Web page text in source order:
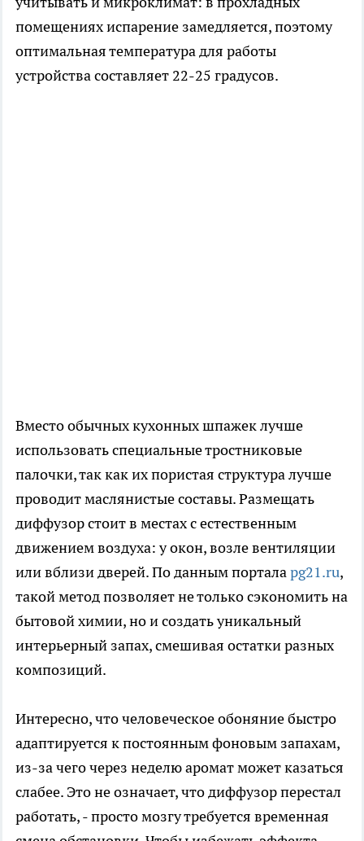
помещениях испарение замедляется, поэтому
оптимальная температура для работы
устройства составляет 22-25 градусов.
Вместо обычных кухонных шпажек лучше
использовать специальные тростниковые
палочки, так как их пористая структура лучше
проводит маслянистые составы. Размещать
диффузор стоит в местах с естественным
движением воздуха: у окон, возле вентиляции
или вблизи дверей. По данным порталаpg21.ru,
такой метод позволяет не только сэкономить на
бытовой химии, но и создать уникальный
интерьерный запах, смешивая остатки разных
композиций.
Интересно, что человеческое обоняние быстро
адаптируется к постоянным фоновым запахам,
из-за чего через неделю аромат может казаться
слабее. Это не означает, что диффузор перестал
работать, - просто мозгу требуется временная